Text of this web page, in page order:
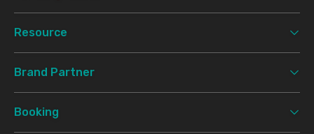
Resource
Brand Partner
Booking